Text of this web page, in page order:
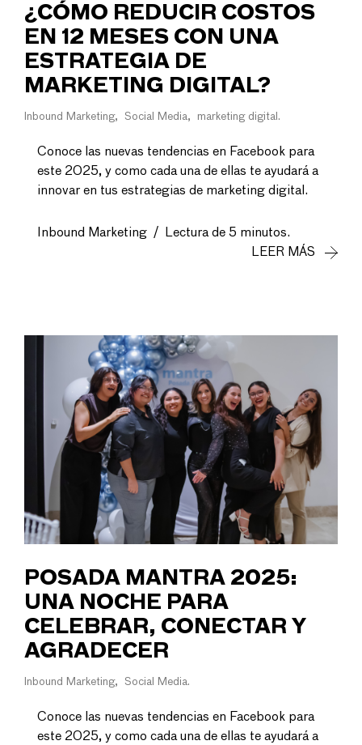
¿CÓMO REDUCIR COSTOS
EN 12 MESES CON UNA
ESTRATEGIA DE
MARKETING DIGITAL?
Inbound Marketing Social Media marketing digital
Conoce las nuevas tendencias en Facebook para
este 2025, y como cada una de ellas te ayudará a
innovar en tus estrategias de marketing digital.
Inbound Marketing /
Lectura de 5 minutos.
LEER MÁS
POSADA MANTRA 2025:
UNA NOCHE PARA
CELEBRAR, CONECTAR Y
AGRADECER
Inbound Marketing Social Media
Conoce las nuevas tendencias en Facebook para
este 2025, y como cada una de ellas te ayudará a